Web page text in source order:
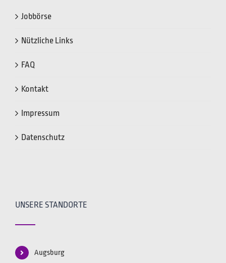
Jobbörse
Nützliche Links
FAQ
Kontakt
Impressum
Datenschutz
UNSERE STANDORTE
Augsburg